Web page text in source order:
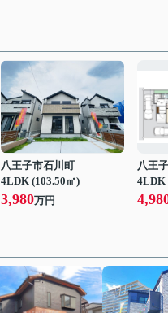
八王子市石川町
4LDK (103.50㎡)
3,980万円
八王
4LDK